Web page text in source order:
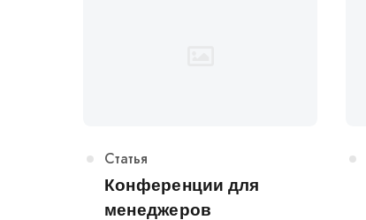
Категория
Статья
Конференции для
менеджеров